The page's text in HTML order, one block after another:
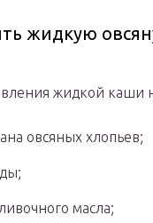
жидкую
жидкой каши
овсяных хлопьев;
масла;